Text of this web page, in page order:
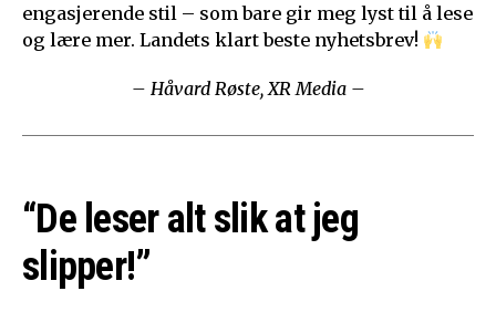
engasjerende stil – som bare gir meg lyst til å lese
og lære mer. Landets klart beste nyhetsbrev!
– Håvard Røste, XR Media –
“De leser alt slik at jeg
slipper!”